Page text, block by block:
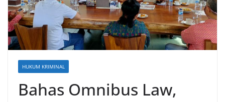
HUKUM KRIMINAL
Bahas Omnibus Law,